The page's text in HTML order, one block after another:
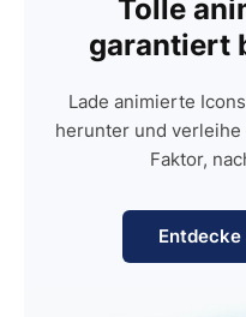
Tolle
garantiert
Lade animierte
herunter und
Faktor,